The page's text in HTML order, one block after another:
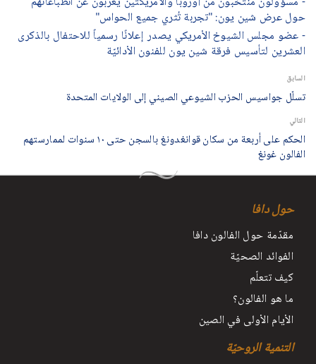
حول عرض شين يون: "تجربة تُثري جميع الحواس"
- عضو مجلس الشيوخ الأمريكي يصدر إعلانًا رسمياً للاحتفال بالذكرى
العشرين لتأسيس فرقة شين يون للفنون الأدائيّة
السابق
تسلّل جواسيس الحزب الشيوعي الصيني إلى الولايات المتحدة
التالي
الحكم على أربعة من سكان قوانغدونغ بالسجن حتى ١٠ سنوات لممارستهم
الفالون غونغ
حول دافا
مقدّمة حول الفالون دافا
الفوائد الصحيّة
كيف تتعلّم
ما هو الفالون؟
الأيام الأولى في الصين
التنمية الروحيّة